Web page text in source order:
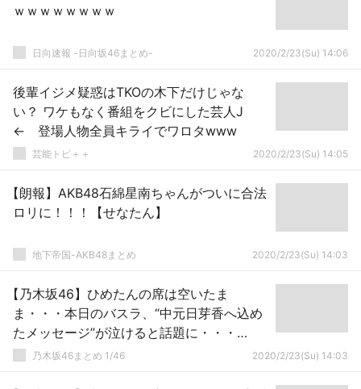
ｗｗｗｗｗｗｗｗ
日向速報 -日向坂46まとめ- 2020/2/23(Su) 14:06
後輩イジメ疑惑はTKOの木下だけじゃな
い？ ワケもなく番組をクビにした芸人J
← 登場人物全員キライでワロタwww
芸能トピ＋＋ 2020/2/23(Su) 14:05
【朗報】AKB48石綿星南ちゃんがついに合法
ロリに！！！【せなたん】
地下帝国-AKB48まとめ 2020/2/23(Su) 14:03
【乃木坂46】ひめたんの席は空いたま
ま・・・本日のバスラ、“中元日芽香へ込め
たメッセージ”が泣けると話題に・・・
【8thバスラ@ナゴヤドーム3日目】
乃木坂46まとめ 1/46 2020/2/23(Su) 14:03